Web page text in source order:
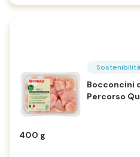
Sostenibilità
Bocconcini
Percorso
400 g